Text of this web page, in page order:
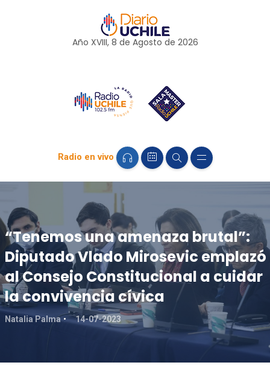
Año XVIII, 8 de Agosto de 2026
Radio en vivo
“Tenemos una amenaza brutal”:
Diputado Vlado Mirosevic emplazó
al Consejo Constitucional a cuidar
la convivencia cívica
Natalia Palma 14-07-2023